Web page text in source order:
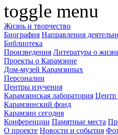
toggle menu
Жизнь и творчество
Биография Направления
Библиотека
Произведения Литература о
Проекты о Карамзине
Дом-музей Карамзиных
Персоналии
Центры изучения
Карамзинская лаборатория Центр
Карамзинский фонд
Карамзин сегодня
Конференции Памятные места
О проекте Новости и события